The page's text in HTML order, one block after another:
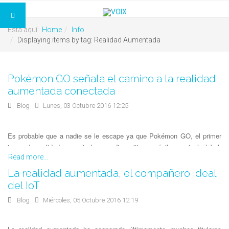
Está aquí: Home
Info
Displaying items by tag: Realidad Aumentada
Pokémon GO señala el camino a la realidad
aumentada conectada
Blog Lunes, 03 Octubre 2016 12:25
Es probable que a nadie se le escape ya que Pokémon GO, el primer
juego de realidad aumentada para dispositivos móviles a nivel global,
está siendo un éxito mundial. Desarrollado por Niantic para Nintendo, se
lanzó el pasado 6 de julio y, en menos de 15 días, acumula unas 15
millones de descargas. Con más usuarios activos que Twitter, amenaza
con monopolizar el tiempo libre de gran parte de la sociedad, que se
afana en buscar pokémones en todos los lugares imaginables. La
jugadores de todas las edades.
Read more...
La realidad aumentada, el compañero ideal
del IoT
Blog Miércoles, 05 Octubre 2016 12:19